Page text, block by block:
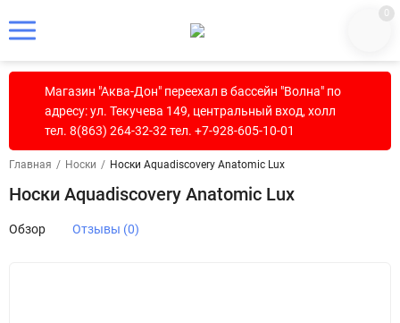
0
Магазин "Аква-Дон" переехал в бассейн "Волна" по
адресу: ул. Текучева 149, центральный вход, холл
тел. 8(863) 264-32-32 тел. +7-928-605-10-01
Главная / Носки / Носки Aquadiscovery Anatomic Lux
Носки Aquadiscovery Anatomic Lux
Обзор Отзывы (0)